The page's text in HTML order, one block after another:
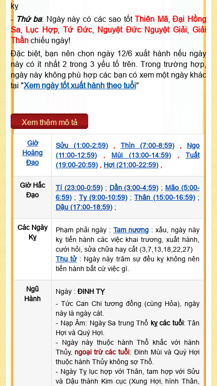
kỵ
- Thứ ba: Ngày này có các sao tốtThiên Mã, Đại Hồng
Sa
Lục Hợp, Tứ Đức, Nguyệt Đức Nguyệt Giải,Giải
Thần chiếu ngày!
Đặc biệt, bạn nên chọn ngày 12/6 xuất hành nếu ngày
này có ít nhất 2 trong 3 yếu tố trên. Trong trường hợp,
ngày này không phù hợp các bạn có xem một ngày khác
tại "Xem ngày tốt xuất hành theo tuổi"
Xem thêm mô tả
Giờ
Hoàng
Đạo
Sửu (1:00-2:59) , Thìn (7:00-8:59) , Ngọ
(11:00-12:59) , Mùi (13:00-14:59) , Tuất
(19:00-20:59) , Hợi (21:00-22:59) ,
Giờ Hắc
Đạo
Tí (23:00-0:59); Dần (3:00-4:59) ; Mão (5:00-
6:59) ; Tỵ (9:00-10:59);Thân (15:00-16:59);
Dậu (17:00-18:59) ;
Các Ngày
Kỵ
Phạm phải ngày : Tam nương : xấu, ngày này
kỵ tiến hành các việc khai trương, xuất hành,
cưới hỏi, sửa chữa hay cất (3,7,13,18,22,27)
Thụ tử: Ngày này trăm sự đều kỵ không nên
tiến hành bất cứ việc gì.
Ngũ
Hành
Ngày : ĐINH TỴ
- Tức Can Chi tương đồng (cùng Hỏa), ngày
này là ngày cát.
- Nạp Âm: Ngày Sa trung Thổ kỵ các tuổi: Tân
Hợi và Quý Hợi.
- Ngày này thuộc hành Thổ khắc với hành
Thủy, ngoại trừ các tuổi: Đinh Mùi và Quý Hợi
thuộc hành Thủy không sợ Thổ.
- Ngày Tỵ lục hợp với Thân, tam hợp với Sửu
và Dậu thành Kim cục (Xung Hợi, hình Thân,